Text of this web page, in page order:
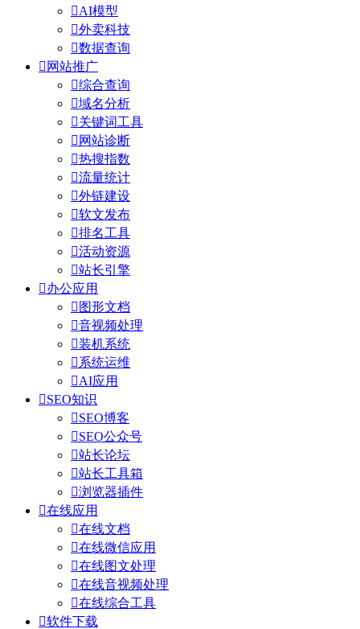
AI模型
外卖科技
数据查询
 网站推广
综合查询
域名分析
关键词工具
 网站诊断
热搜指数
流量统计
外链建设
软文发布
排名工具
活动资源
站长引擎
办公应用
 图形文档
音视频处理
装机系统
系统运维
AI应用
SEO知识
SEO博客
SEO公众号
站长论坛
站长工具箱
浏览器插件
在线应用
在线文档
在线微信应用
在线图文处理
在线音视频处理
在线综合工具
软件下载